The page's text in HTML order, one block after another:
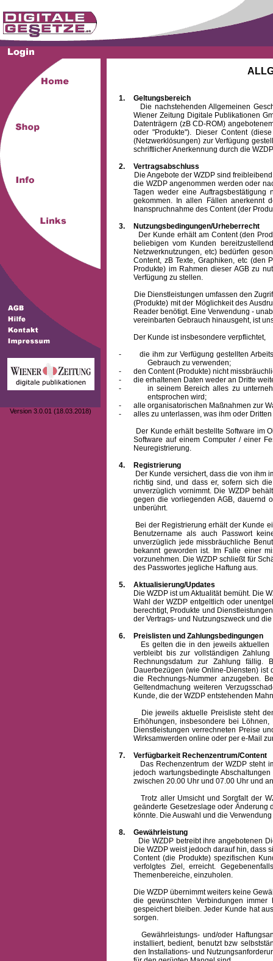
Version 3.0.01 (18.03.2018)
1.
Geltungsbereich
Die nachstehenden Allgemeinen
Wiener Zeitung Digitale Publikationen
Datenträgern (zB CD-ROM)
oder "Produkte"). Dieser Content
(Netzwerklösungen) zur Verfügung
schriftlicher Anerkennung durch die
2.
Vertragsabschluss
Die Angebote der WZDP sind freibleibend.
die WZDP angenommen werden oder
Tagen weder eine
gekommen. In allen Fällen anerkennt
Inanspruchnahme des Content (der
3.
Nutzungsbedingungen/Urheberrecht
Der Kunde erhält am Content (den
beliebigen vom Kunden
Netzwerknutzungen, etc) bedürfen
Content, zB Texte, Graphiken, etc (den
Produkte) im Rahmen dieser AGB zu
Verfügung zu stellen.
Die Dienstleistungen umfassen den Zugriff
(Produkte) mit der Möglichkeit des
Reader benötigt. Eine Verwendung -
vereinbarten Gebrauch hinausgeht, ist
Der Kunde ist insbesondere verpflichtet,
-
die ihm zur Verfügung gestellten
Gebrauch zu verwenden;
-
den Content (Produkte) nicht
-
die erhaltenen Daten weder an Dritte
-
in seinem Bereich alles zu
entsprochen wird;
-
alle organisatorischen Maßnahmen zur
-
alles zu unterlassen, was ihm oder
Der Kunde erhält bestellte Software im
Software auf einem Computer / einer
Neuregistrierung.
4.
Registrierung
Der Kunde versichert, dass die von ihm
richtig sind, und dass er, sofern sich
unverzüglich vornimmt. Die WZDP
gegen die vorliegenden AGB, dauernd
unberührt.
Bei der Registrierung erhält der Kunde
Benutzernameals auch Passwort
unverzüglich jede missbräuchliche
bekannt geworden ist. Im Falle einer
vorzunehmen. Die WZDP schließt für
des Passwortes jegliche Haftung aus.
5.
Aktualisierung/Updates
Die WZDP ist um Aktualität bemüht. Die
Wahl der WZDP entgeltlich oder
berechtigt, Produkte und
der Vertrags- und Nutzungszweck und
6.
Preislisten und Zahlungsbedingungen
Es gelten die in den jeweils aktuellen
verbleibt bis zur vollständigen
Rechnungsdatum zur Zahlung fällig.
Dauerbezügen (wie Online-Diensten)
die Rechnungs-Nummer anzugeben.
Geltendmachung weiteren
Kunde, die der WZDP entstehenden
Die jeweils aktuelle Preisliste steht dem
Erhöhungen, insbesondere bei
Dienstleistungen verrechneten Preise
Wirksamwerden online oder per e-Mail
7.
Verfügbarkeit Rechenzentrum/Content
Das Rechenzentrum der WZDP steht im
jedoch wartungsbedingte
zwischen 20.00 Uhr und 07.00 Uhr und
Trotz aller Umsicht und Sorgfalt der
geänderte Gesetzeslage oder Änderung
könnte. Die Auswahl und die
8.
Gewährleistung
Die WZDP betreibt ihre angebotenen
Die WZDP weist jedoch darauf hin, dass
Content (die Produkte) spezifischen
verfolgtes Ziel, erreicht.
Themenbereiche, einzuholen.
Die WZDP übernimmt weiters keine
die gewünschten Verbindungen
gespeichert bleiben. Jeder Kunde hat
sorgen.
Gewährleistungs- und/oder
installiert, bedient, benutzt bzw
den Installations- und